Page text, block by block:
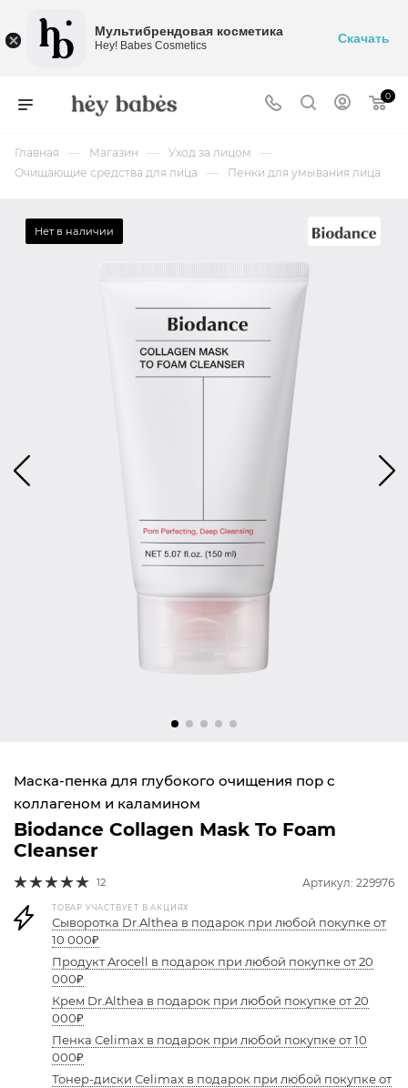
0
Главная — Магазин — Уход за лицом —
Очищающие средства для лица — Пенки для умывания лица
Нет в наличии
Маска-пенка для глубокого очищения пор с
коллагеном и каламином
Biodance Collagen Mask To Foam
Cleanser
12 Артикул: 229976
ТОВАР УЧАСТВУЕТ В АКЦИЯХ
Сыворотка Dr.Althea в подарок при любой покупке от
10 000₽
Продукт Arocell в подарок при любой покупке от 20
000₽
Крем Dr.Althea в подарок при любой покупке от 20
000₽
Пенка Celimax в подарок при любой покупке от 10
000₽
Тонер-диски Celimax в подарок при любой покупке от
Мультибрендовая косметика
Hey! Babes Cosmetics Скачать